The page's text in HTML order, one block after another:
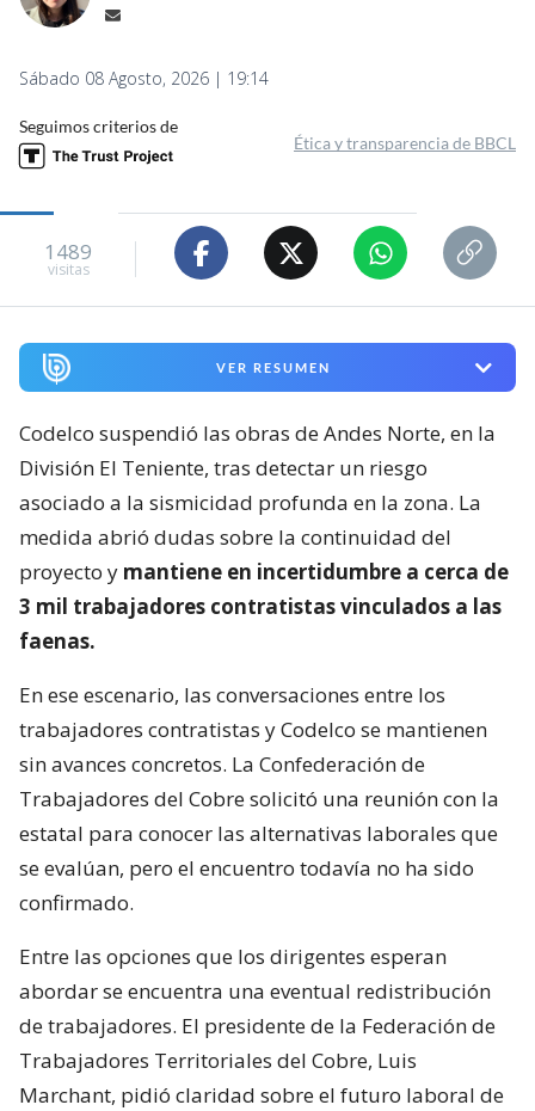
Sábado 08 Agosto, 2026 | 19:14
Seguimos criterios de
Ética y transparencia de BBCL
1489
visitas
VER RESUMEN
Codelco suspendió las obras de Andes Norte, en la
División El Teniente, tras detectar un riesgo
asociado a la sismicidad profunda en la zona. La
medida abrió dudas sobre la continuidad del
proyecto y mantiene en incertidumbre a cerca de
3 mil trabajadores contratistas vinculados a las
faenas.
En ese escenario, las conversaciones entre los
trabajadores contratistas y Codelco se mantienen
sin avances concretos. La Confederación de
Trabajadores del Cobre solicitó una reunión con la
estatal para conocer las alternativas laborales que
se evalúan, pero el encuentro todavía no ha sido
confirmado.
Entre las opciones que los dirigentes esperan
abordar se encuentra una eventual redistribución
de trabajadores. El presidente de la Federación de
Trabajadores Territoriales del Cobre, Luis
Marchant, pidió claridad sobre el futuro laboral de